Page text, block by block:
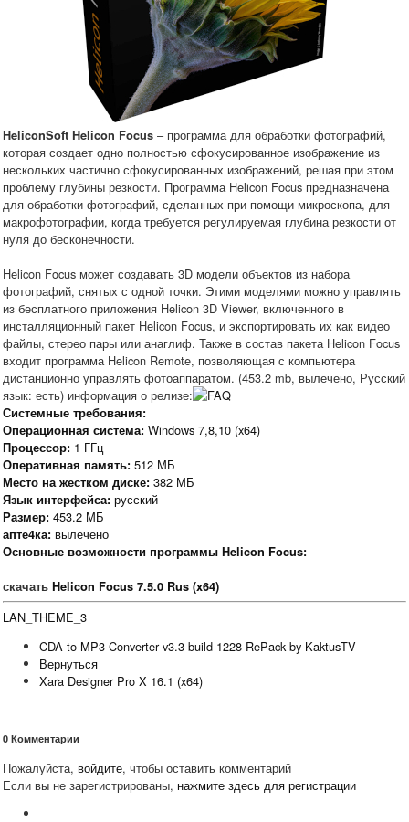
HeliconSoft Helicon Focus – программа для обработки фотографий,
которая создает одно полностью сфокусированное изображение из
нескольких частично сфокусированных изображений, решая при этом
проблему глубины резкости. Программа Helicon Focus предназначена
для обработки фотографий, сделанных при помощи микроскопа, для
макрофотографии, когда требуется регулируемая глубина резкости от
нуля до бесконечности.
Helicon Focus может создавать 3D модели объектов из набора
фотографий, снятых с одной точки. Этими моделями можно управлять
из бесплатного приложения Helicon 3D Viewer, включенного в
инсталляционный пакет Helicon Focus, и экспортировать их как видео
файлы, стерео пары или анаглиф. Также в состав пакета Helicon Focus
входит программа Helicon Remote, позволяющая с компьютера
дистанционно управлять фотоаппаратом. (453.2 mb, вылечено, Русский
язык: есть) информация о релизе:
Системные требования:
Операционная система: Windows 7,8,10 (x64)
Процессор: 1 ГГц
Оперативная память: 512 МБ
Место на жестком диске: 382 МБ
Язык интерфейса: русский
Размер: 453.2 МБ
апте4ка: вылечено
Основные возможности программы Helicon Focus:
скачать Helicon Focus 7.5.0 Rus (x64)
LAN_THEME_3
CDA to MP3 Converter v3.3 build 1228 RePack by KaktusTV
Вернуться
Xara Designer Pro X 16.1 (x64)
0 Комментарии
Пожалуйста, войдите, чтобы оставить комментарий
Если вы не зарегистрированы, нажмите здесь для регистрации